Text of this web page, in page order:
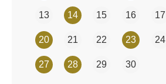
13 14 15 16 17
20 21 22 23 24
27 28 29 30